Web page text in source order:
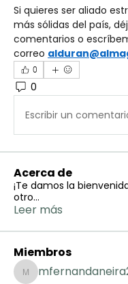
Si quieres ser aliado
más sólidas del país,
comentarios o
correo
0
0
Escribir un
Acerca de
¡Te damos la
otro...
Leer más
Miembros
mfernandaneira21